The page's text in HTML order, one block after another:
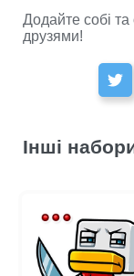
Додайте собі
друзями!
Інші